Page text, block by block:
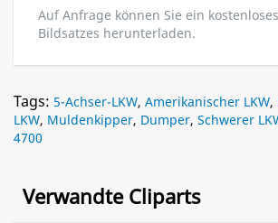
Auf Anfrage können Sie ein
Bildsatzes herunterladen.
Tags: 5-Achser-LKW, Amerikanischer LKW,
LKW, Muldenkipper, Dumper, Schwerer
4700
Verwandte Cliparts